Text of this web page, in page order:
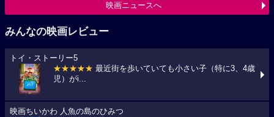
映画ニュースへ
みんなの映画レビュー
トイ・ストーリー5
★★★★★ 最近街を歩いていても小さい子（特に3、4歳
児）がi...
映画ちいかわ 人魚の島のひみつ